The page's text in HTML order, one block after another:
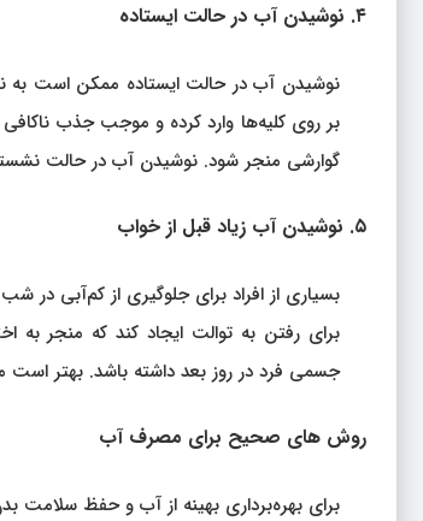
۴. نوشیدن آب در حالت ایستاده
نوشیدن آب در حالت ایستاده ممکن است به
بر روی کلیه‌ها وارد کرده و موجب جذب
گوارشی منجر شود. نوشیدن آب در حالت
۵. نوشیدن آب زیاد قبل از خواب
بسیاری از افراد برای جلوگیری از کم‌آبی در
برای رفتن به توالت ایجاد کند که منجر
جسمی فرد در روز بعد داشته باشد. بهتر
روش‌ های صحیح برای مصرف آب
برای بهره‌برداری بهینه از آب و حفظ سلامت